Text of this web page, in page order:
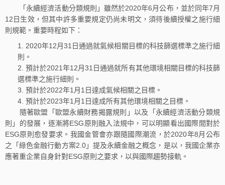
「永續經濟活動分類規則」雖然於2020年6月公布，並於同年7月
12日生效，但其中許多重要規定仍尚未明文，須待後續授權之施行細
則規範。重要時程如下：
2020年12月31日通過就氣候相關目標的科技篩選標準之施行細
則。
預計於2021年12月31日通過就所有其他環境相關目標的科技篩
選標準之施行細則。
預計於2022年1月1日達成氣候相關之目標。
預計於2023年1月1日達成所有其他環境相關之目標。
隨著歐盟「歐盟永續財務揭露規則」以及「永續經濟活動分類規
則」的發展，逐漸將ESG原則融入法規中，可以明顯看出國際間對於
ESG原則愈發要求。我國金管會亦跟隨國際潮流，於2020年8月公布
之「綠色金融行動方案2.0」提及永續金融之概念，是以，我國企業亦
應著重企業自身針對ESG原則之要求，以與國際趨勢接軌。